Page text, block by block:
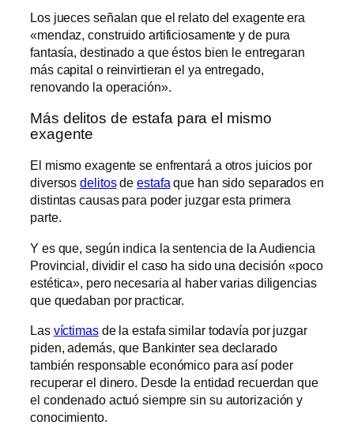
Los jueces señalan que el relato del exagente era
«mendaz, construido artificiosamente y de pura
fantasía, destinado a que éstos bien le entregaran
más capital o reinvirtieran el ya entregado,
renovando la operación».
Más delitos de estafa para el mismo
exagente
El mismo exagente se enfrentará a otros juicios por
diversosdelitosdeestafa que han sido separados en
distintas causas para poder juzgar esta primera
parte.
Y es que, según indica la sentencia de la Audiencia
Provincial, dividir el caso ha sido una decisión «poco
estética», pero necesaria al haber varias diligencias
que quedaban por practicar.
Las víctimasde la estafa similar todavía por juzgar
piden, además, que Bankinter sea declarado
también responsable económico para así poder
recuperar el dinero. Desde la entidad recuerdan que
el condenado actuó siempre sin su autorización y
conocimiento.